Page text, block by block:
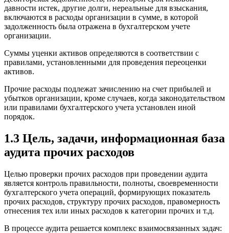
давности истек, другие долги, нереальные для взыскания,
включаются в расходы организации в сумме, в которой
задолженность была отражена в бухгалтерском учете
организации.
Суммы уценки активов определяются в соответствии с
правилами, установленными для проведения переоценки
активов.
Прочие расходы подлежат зачислению на счет прибылей и
убытков организации, кроме случаев, когда законодательством
или правилами бухгалтерского учета установлен иной
порядок.
1.3 Цель, задачи, информационная база
аудита прочих расходов
Целью проверки прочих расходов при проведении аудита
является контроль правильности, полноты, своевременности
бухгалтерского учета операций, формирующих показатель
прочих расходов, структуру прочих расходов, правомерность
отнесения тех или иных расходов к категории прочих и т.д.
В процессе аудита решается комплекс взаимосвязанных задач: